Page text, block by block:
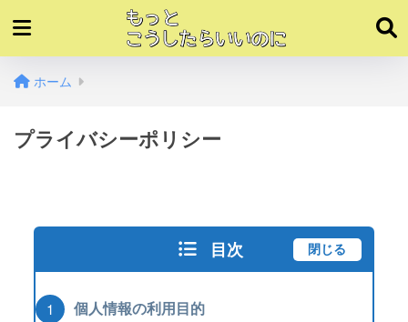
ホーム
プライバシーポリシー
目次 閉じる
個人情報の利用目的